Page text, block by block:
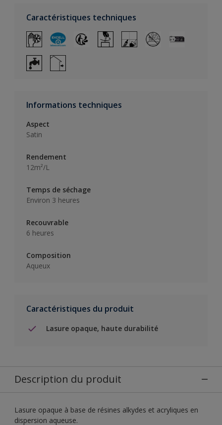
Caractéristiques techniques
Informations techniques
Aspect
Satin
Rendement
12m²/L
Temps de séchage
Environ 3 heures
Recouvrable
6 heures
Composition
Aqueux
Caractéristiques du produit
Lasure opaque, haute durabilité
Description du produit
Lasure opaque à base de résines alkydes et acryliques en
dispersion aqueuse.